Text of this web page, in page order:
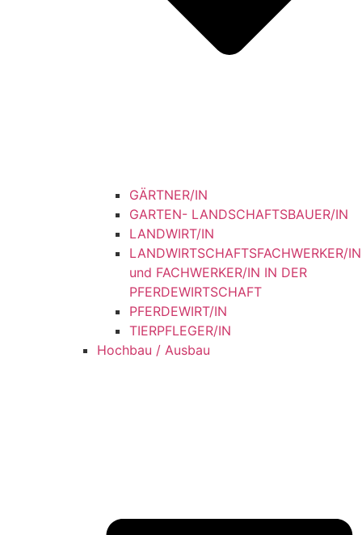
GÄRTNER/IN
GARTEN- LANDSCHAFTSBAUER/IN
LANDWIRT/IN
LANDWIRTSCHAFTSFACHWERKER/IN
und FACHWERKER/IN IN DER
PFERDEWIRTSCHAFT
PFERDEWIRT/IN
TIERPFLEGER/IN
Hochbau / Ausbau